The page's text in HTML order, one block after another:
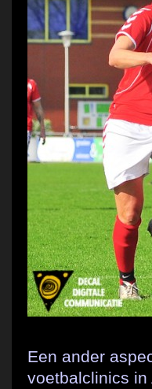
Een ander
voetbalclinics in